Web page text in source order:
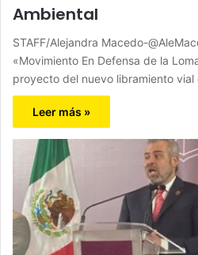
Ambiental
STAFF/Alejandra Macedo-
«Movimiento En Defensa de la
proyecto del nuevo libramiento vial
Leer más »